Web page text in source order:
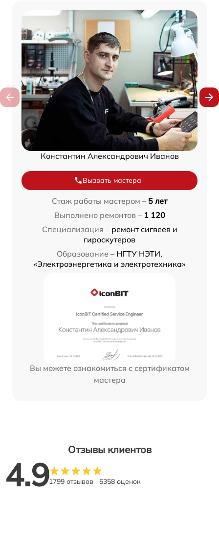
Константин Александрович Иванов
Вызвать мастера
Стаж работы мастером – 5 лет
Выполнено ремонтов – 1 120
Специализация – ремонт сигвеев и
гироскутеров
Образование – НГТУ НЭТИ,
«Электроэнергетика и электротехника»
Вы можете ознакомиться с сертификатом
мастера
Отзывы клиентов
4.91799 отзывов 5358 оценок